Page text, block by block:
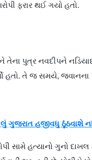
ફરાર થઈ ગયો હતો.
પુત્ર નવદીપને
હતો. તે જ સમયે, જવાનના
ગુજરાત હજીવધુ ઠૂંઠવાશે
હત્યાનો ગુનો દાખલ